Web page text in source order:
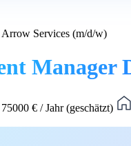
Services (m/d/w)
€ / Jahr (geschätzt)